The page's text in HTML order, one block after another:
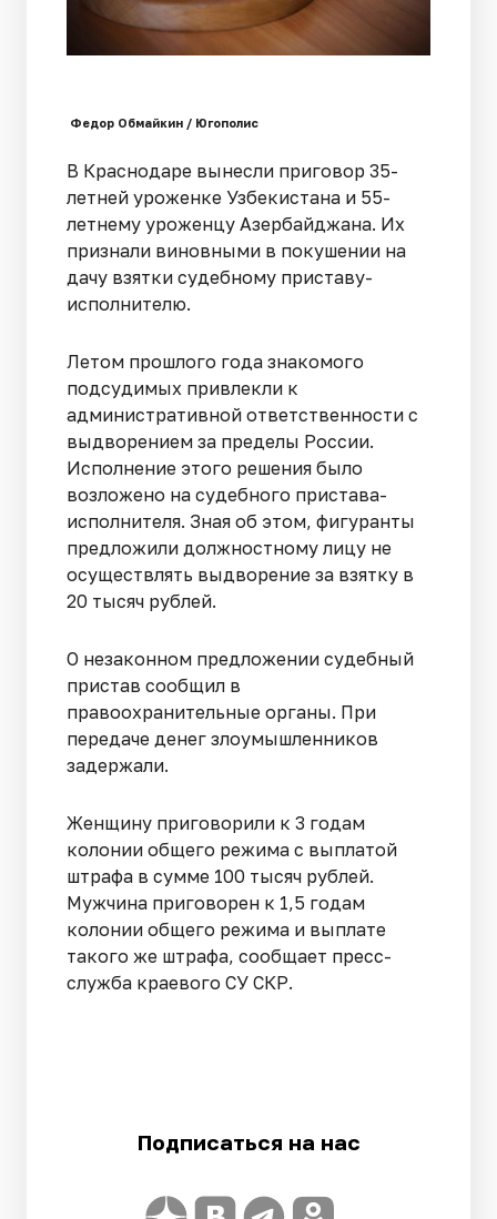
Федор Обмайкин / Югополис
В Краснодаре вынесли приговор 35-
летней уроженке Узбекистана и 55-
летнему уроженцу Азербайджана. Их
признали виновными в покушении на
дачу взятки судебному приставу-
исполнителю.
Летом прошлого года знакомого
подсудимых привлекли к
административной ответственности с
выдворением за пределы России.
Исполнение этого решения было
возложено на судебного пристава-
исполнителя. Зная об этом, фигуранты
предложили должностному лицу не
осуществлять выдворение за взятку в
20 тысяч рублей.
О незаконном предложении судебный
пристав сообщил в
правоохранительные органы. При
передаче денег злоумышленников
задержали.
Женщину приговорили к 3 годам
колонии общего режима с выплатой
штрафа в сумме 100 тысяч рублей.
Мужчина приговорен к 1,5 годам
колонии общего режима и выплате
такого же штрафа, сообщает пресс-
служба краевого СУ СКР.
Подписаться на нас